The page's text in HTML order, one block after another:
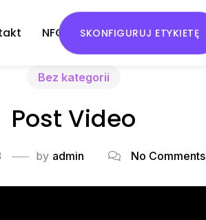
NFC NOWOŚĆ
SKONFIGURUJ ETYKIETĘ
Bez kategorii
Post Video
by admin No Comments